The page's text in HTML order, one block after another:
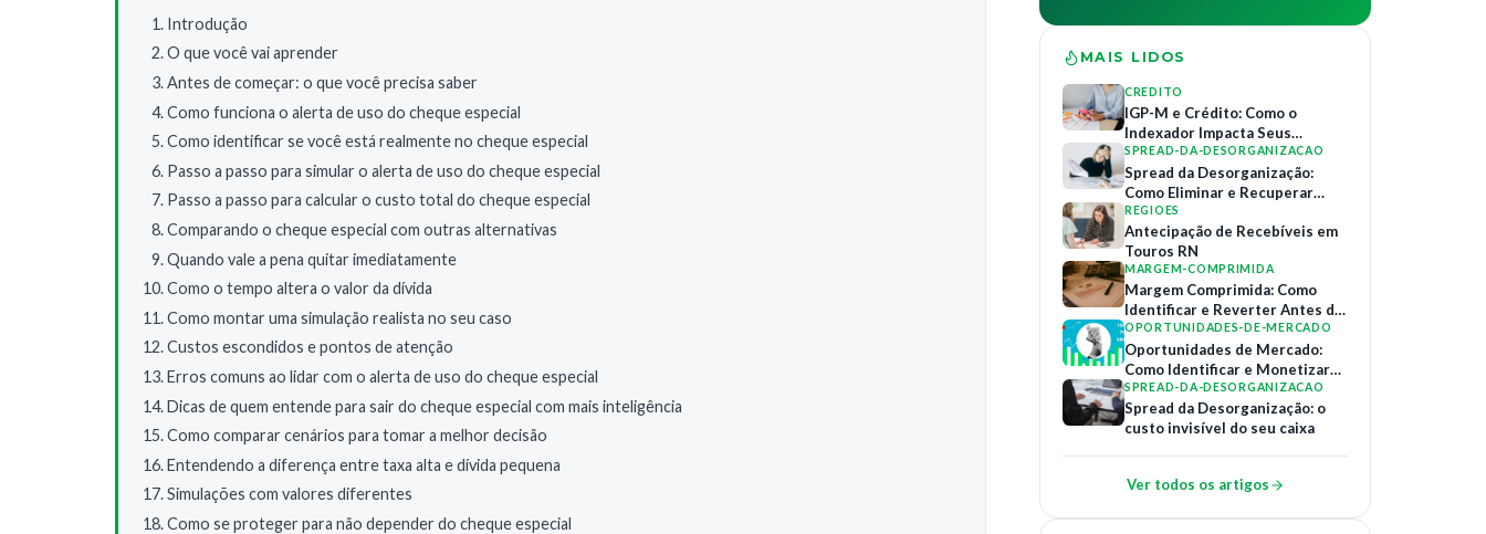
Introdução
O que você vai aprender
Antes de começar: o que você precisa saber
Como funciona o alerta de uso do cheque especial
Como identificar se você está realmente no cheque especial
Passo a passo para simular o alerta de uso do cheque especial
Passo a passo para calcular o custo total do cheque especial
Comparando o cheque especial com outras alternativas
Quando vale a pena quitar imediatamente
Como o tempo altera o valor da dívida
Como montar uma simulação realista no seu caso
Custos escondidos e pontos de atenção
Erros comuns ao lidar com o alerta de uso do cheque especial
Dicas de quem entende para sair do cheque especial com mais inteligência
Como comparar cenários para tomar a melhor decisão
Entendendo a diferença entre taxa alta e dívida pequena
Simulações com valores diferentes
Como se proteger para não depender do cheque especial
MAIS LIDOS
CREDITO
IGP-M e Crédito: Como o
Indexador Impacta Seus
Contratos de Financiamento
SPREAD-DA-DESORGANIZACAO
Spread da Desorganização:
Como Eliminar e Recuperar
Margem
REGIOES
Antecipação de Recebíveis em
Touros RN
MARGEM-COMPRIMIDA
Margem Comprimida: Como
Identificar e Reverter Antes do
Colapso
OPORTUNIDADES-DE-MERCADO
Oportunidades de Mercado:
Como Identificar e Monetizar
Relações B2B
SPREAD-DA-DESORGANIZACAO
Spread da Desorganização: o
custo invisível do seu caixa
Ver todos os artigos